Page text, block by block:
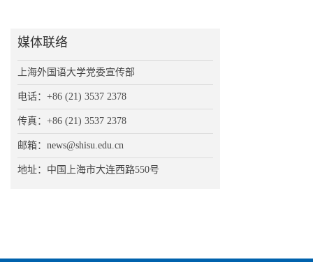
媒体联络
上海外国语大学党委宣传部
电话：+86 (21) 3537 2378
传真：+86 (21) 3537 2378
邮箱：news@shisu.edu.cn
地址：中国上海市大连西路550号